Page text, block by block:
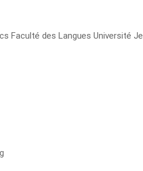
Faculté des Langues Université